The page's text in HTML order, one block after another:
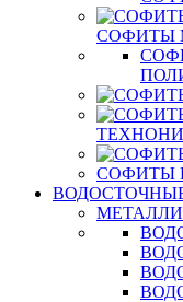
СОФИТЫ
СОФИТЫ